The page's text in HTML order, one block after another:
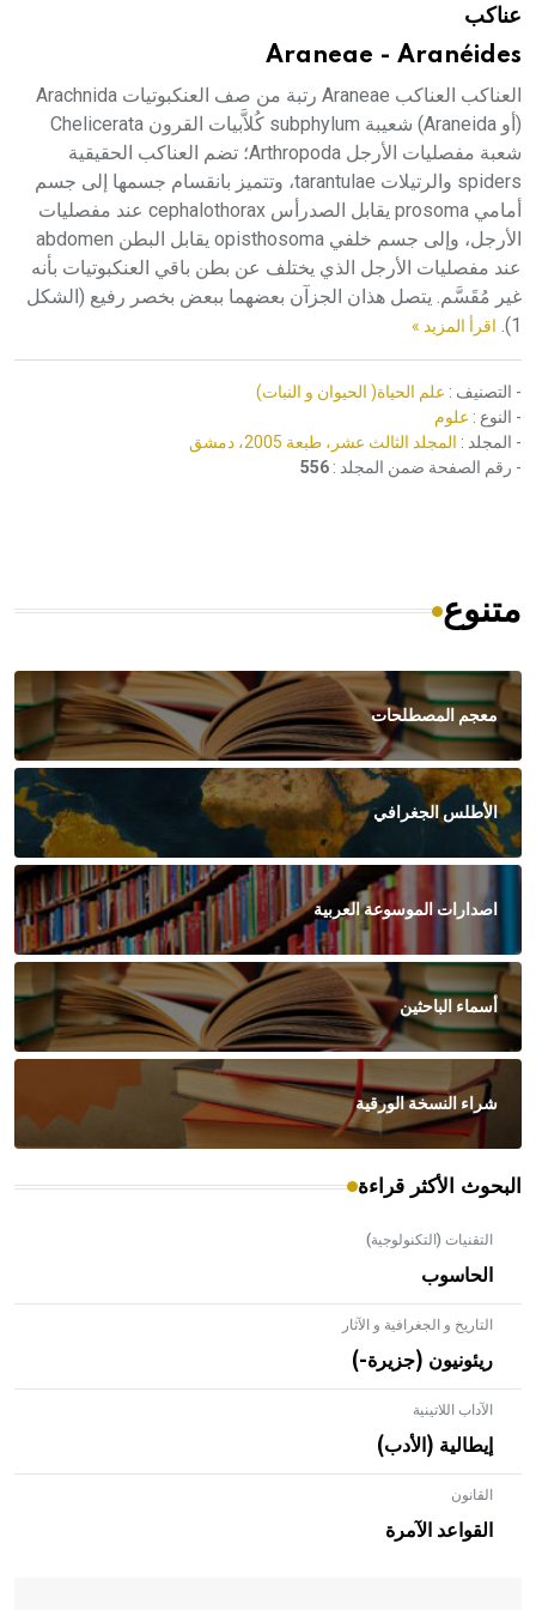
عناكب
Araneae - Aranéides
العناكب العناكب Araneae رتبة من صف العنكبوتيات Arachnida
(أو Araneida) شعيبة subphylum كُلاَّبيات القرون Chelicerata
شعبة مفصليات الأرجل Arthropoda؛ تضم العناكب الحقيقية
spiders والرتيلات tarantulae، وتتميز بانقسام جسمها إلى جسم
أمامي prosoma يقابل الصدرأس cephalothorax عند مفصليات
الأرجل، وإلى جسم خلفي opisthosoma يقابل البطن abdomen
عند مفصليات الأرجل الذي يختلف عن بطن باقي العنكبوتيات بأنه
غير مُقَسَّم. يتصل هذان الجزآن بعضهما ببعض بخصر رفيع (الشكل
1).
اقرأ المزيد »
- التصنيف : علم الحياة( الحيوان و النبات)
- النوع : علوم
- المجلد : المجلد الثالث عشر، طبعة 2005، دمشق
- رقم الصفحة ضمن المجلد : 556
متنوع
معجم المصطلحات
الأطلس الجغرافي
اصدارات الموسوعة العربية
أسماء الباحثين
شراء النسخة الورقية
البحوث الأكثر قراءة
التقنيات (التكنولوجية)
الحاسوب
التاريخ و الجغرافية و الآثار
ريئونيون (جزيرة-)
الآداب اللاتينية
إيطالية (الأدب)
القانون
القواعد الآمرة
- هل تعلم أن الأبلق نوع من الفنون الهندسية التي ارتبطت
بالعمارة الإسلامية في بلاد الشام ومصر خاصة، حيث يحرص
المعمار على بناء مداميكه وخاصة في الواجهات